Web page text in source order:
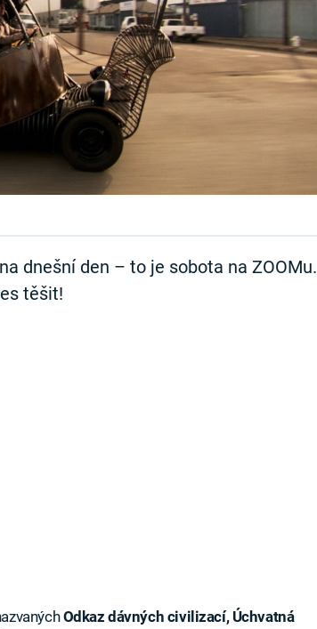
dnešní den – to je sobota na ZOOMu.
těšit!
Odkaz dávných civilizací, Úchvatná